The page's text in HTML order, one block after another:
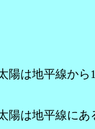
陽は地平線から
陽は地平線にあ